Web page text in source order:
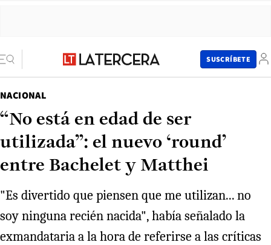
SUSCRÍBETE
NACIONAL
“No está en edad de ser
utilizada”: el nuevo ‘round’
entre Bachelet y Matthei
"Es divertido que piensen que me utilizan... no
soy ninguna recién nacida", había señalado la
exmandataria a la hora de referirse a las críticas